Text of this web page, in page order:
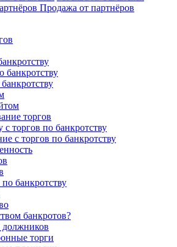
Продажа от партнёров
банкротству
торгов
с торгов по банкротству
с торгов по банкротству
банкротству
банкротов?
должников
торги